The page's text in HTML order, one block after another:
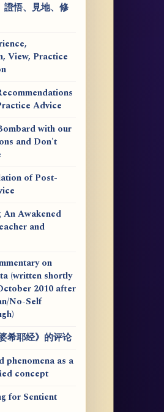
證悟、見地、修
View, Practice
Advice
with our
and Don't
of Post-
An Awakened
and
on
(written shortly
2010 after
No-Self
希耶经》的评论
phenomena as a
concept
for Sentient